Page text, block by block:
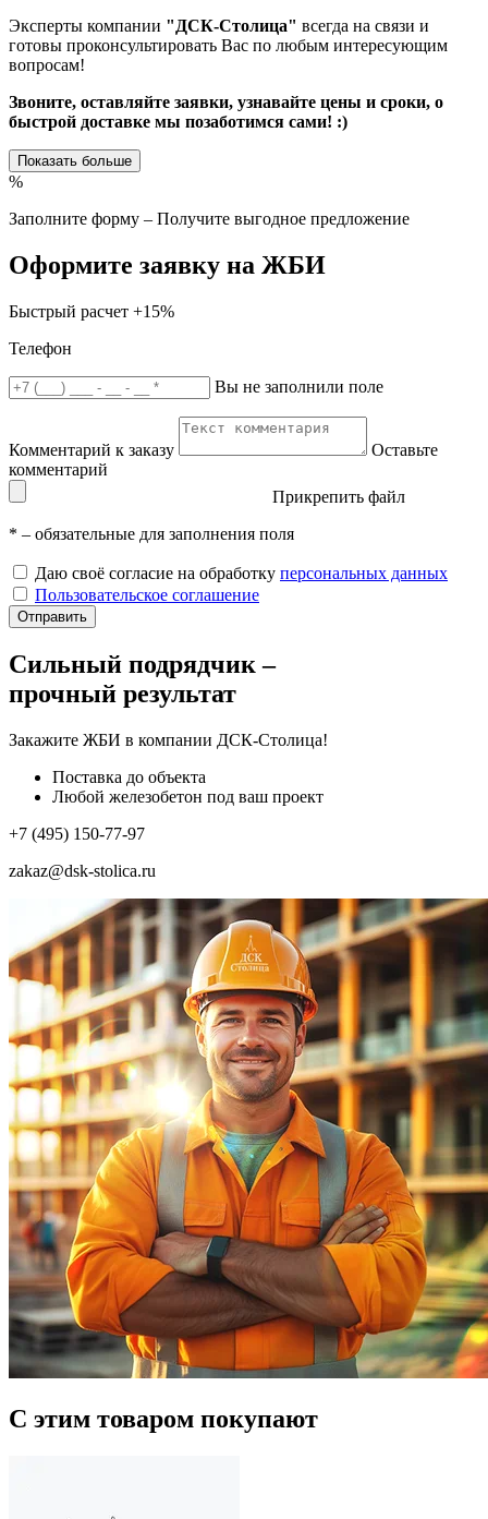
Эксперты компании "ДСК-Столица" всегда на связи и
готовы проконсультировать Вас по любым интересующим
вопросам!
Звоните, оставляйте заявки, узнавайте цены и сроки, о
быстрой доставке мы позаботимся сами! :)
Показать больше
%
Заполните форму – Получите выгодное предложение
Оформите заявку на ЖБИ
Быстрый расчет +15%
Телефон
Вы не заполнили поле
Комментарий к заказу
Оставьте
комментарий
Прикрепить файл
* – обязательные для заполнения поля
Даю своё согласие на обработку персональных данных
Пользовательское соглашение
Отправить
Сильный подрядчик –
прочный результат
Закажите ЖБИ в компании ДСК-Столица!
Поставка до объекта
Любой железобетон под ваш проект
+7 (495) 150-77-97
zakaz@dsk-stolica.ru
С этим товаром покупают